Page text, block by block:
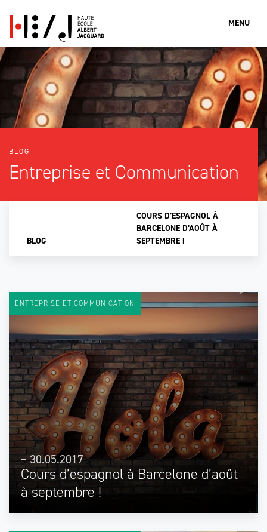
MENU
Que cherches-tu?
BLOG
Entreprise et Communication
BLOG
COURS D’ESPAGNOL À
BARCELONE D’AOÛT À
SEPTEMBRE !
ENTREPRISE ET COMMUNICATION
Cours d’espagnol à Barcelone d’août
à septembre !
30.05.2017